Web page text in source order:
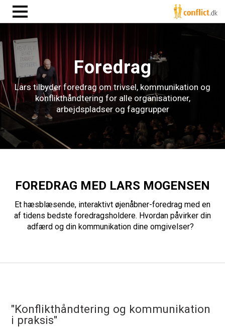
Foredrag
Lars tilbyder foredrag om trivsel, kommunikation og
konflikthåndtering for alle organisationer,
arbejdspladser og faggrupper
FOREDRAG MED LARS MOGENSEN
Et hæsblæsende, interaktivt øjenåbner-foredrag med en
af tidens bedste foredragsholdere. Hvordan påvirker din
adfærd og din kommunikation dine omgivelser?
"Konflikthåndtering og kommunikation
i praksis"